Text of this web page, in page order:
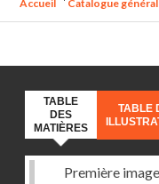
Accueil Catalogue général
TABLE
DES
MATIÈRES
TABLE
Première image